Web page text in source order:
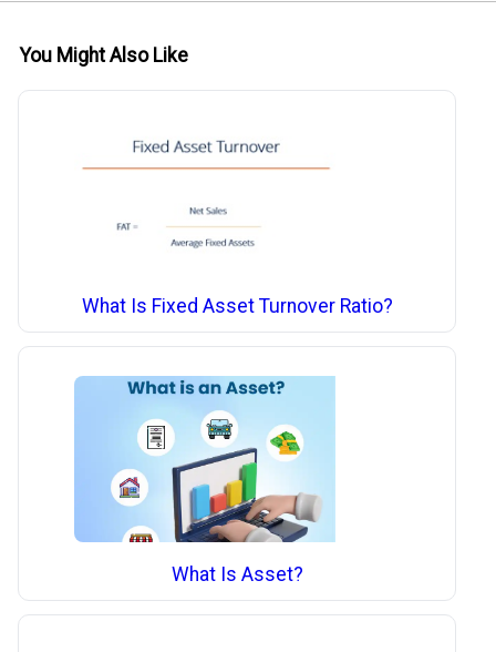
You Might Also Like
What Is Fixed Asset Turnover Ratio?
What Is Asset?